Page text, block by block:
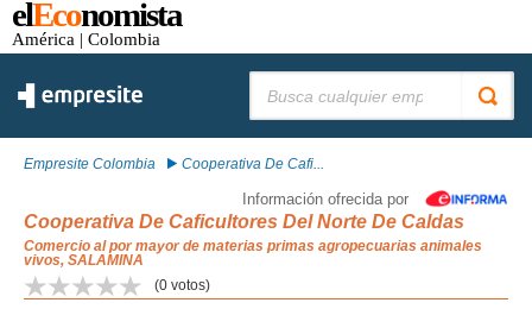
elEconomista
América | Colombia
Empresite Colombia Cooperativa De Cafi...
Información ofrecida por
Cooperativa De Caficultores Del Norte De Caldas
Comercio al por mayor de materias primas agropecuarias animales
vivos, SALAMINA
(0 votos)